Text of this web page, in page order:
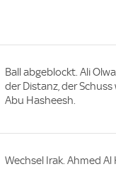
Ball abgeblockt. Ali
der Distanz, der
Abu Hasheesh.
Wechsel Irak. Ahmed